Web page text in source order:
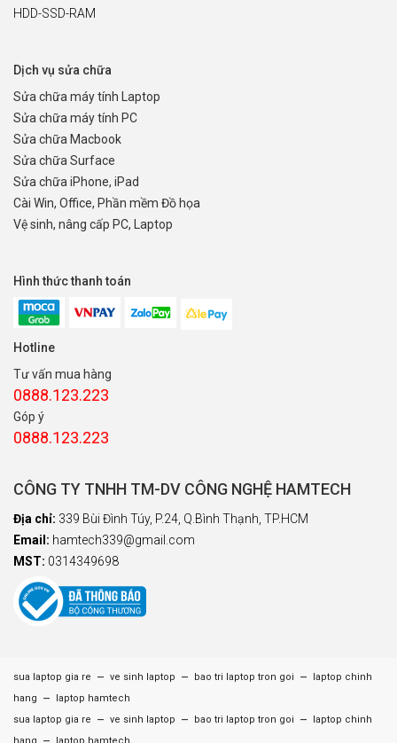
HDD-SSD-RAM
Dịch vụ sửa chữa
Sửa chữa máy tính Laptop
Sửa chữa máy tính PC
Sửa chữa Macbook
Sửa chữa Surface
Sửa chữa iPhone, iPad
Cài Win, Office, Phần mềm Đồ họa
Vệ sinh, nâng cấp PC, Laptop
Hình thức thanh toán
Hotline
Tư vấn mua hàng
0888.123.223
Góp ý
0888.123.223
CÔNG TY TNHH TM-DV CÔNG NGHỆ HAMTECH
Địa chỉ: 339 Bùi Đình Túy, P.24, Q.Bình Thạnh, TP.HCM
Email: hamtech339@gmail.com
MST: 0314349698
sua laptop gia re – ve sinh laptop – bao tri laptop tron goi –
laptop chinh
hang
–
laptop hamtech
sua laptop gia re
– ve sinh laptop – bao tri laptop tron goi –
laptop chinh
hang
laptop hamtech